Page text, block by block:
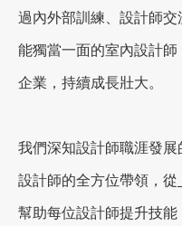
過內外部訓練、設計師
能獨當一面的室內設計
企業，持續成長壯大。
我們深知設計師職涯發
設計師的全方位帶領，從
幫助每位設計師提升技